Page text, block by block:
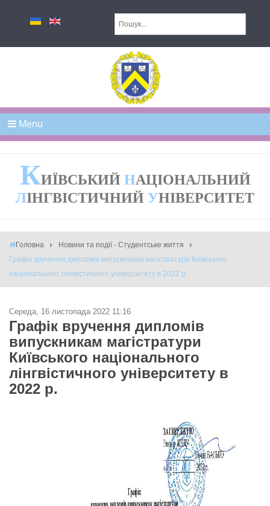
Menu
КИЇВСЬКИЙ НАЦІОНАЛЬНИЙ
ЛІНГВІСТИЧНИЙ УНІВЕРСИТЕТ
Головна
Новини та події - Студентське життя
Графік вручення дипломів випускникам магістратури Київського
національного лінгвістичного університету в 2022 р.
Середа, 16 листопада 2022 11:16
Графік вручення дипломів
випускникам магістратури
Київського національного
лінгвістичного університету в
2022 р.